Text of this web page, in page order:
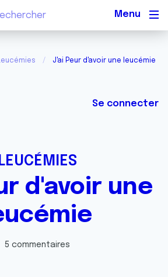
J'ai Peur d'avoir une leucémie
Se connecter
LEUCÉMIES
d'avoir une
5 commentaires